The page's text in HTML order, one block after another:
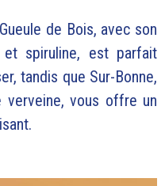
de Bois, avec son
et spiruline, est parfait
tandis que Sur-Bonne,
verveine, vous offre un